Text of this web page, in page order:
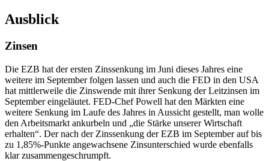
Ausblick
Zinsen
Die EZB hat der ersten Zinssenkung im Juni dieses Jahres eine
weitere im September folgen lassen und auch die FED in den USA
hat mittlerweile die Zinswende mit ihrer Senkung der Leitzinsen im
September eingeläutet. FED-Chef Powell hat den Märkten eine
weitere Senkung im Laufe des Jahres in Aussicht gestellt, man wolle
den Arbeitsmarkt ankurbeln und „die Stärke unserer Wirtschaft
erhalten“. Der nach der Zinssenkung der EZB im September auf bis
zu 1,85%-Punkte angewachsene Zinsunterschied wurde ebenfalls
klar zusammengeschrumpft.